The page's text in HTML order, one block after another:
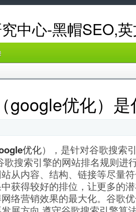
中心-黑帽SEO,
google优化）
优化），是针对谷歌搜索
歌搜索引擎的网站排名规则进
从内容、结构、链接等尽量
获得较好的排位，让更多的
络营销效果的最大化。谷歌